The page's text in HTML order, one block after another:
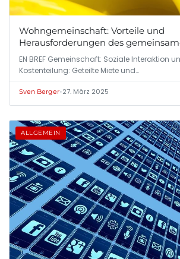
Wohngemeinschaft: Vorteile und
Herausforderungen des
EN BREF Gemeinschaft: Soziale Interaktion
Kostenteilung: Geteilte Miete und…
Sven Berger•27. März 2025
ALLGEMEIN